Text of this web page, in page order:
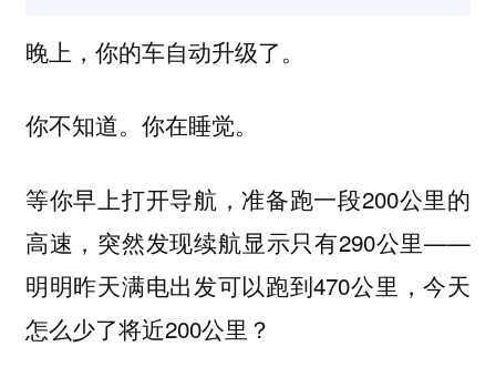
晚上，你的车自动升级了。
你不知道。你在睡觉。
等你早上打开导航，准备跑一段200公里的
高速，突然发现续航显示只有290公里——
明明昨天满电出发可以跑到470公里，今天
怎么少了将近200公里？